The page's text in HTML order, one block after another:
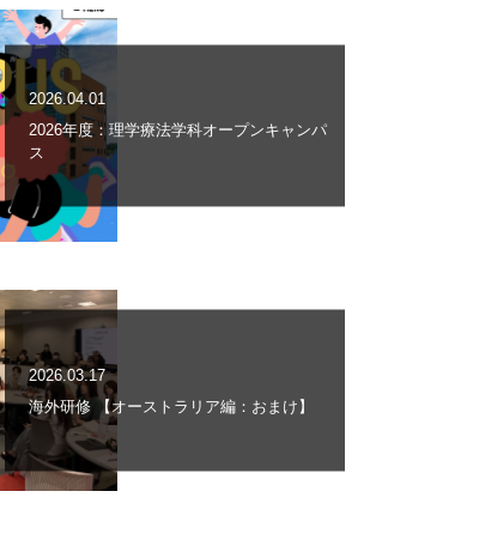
2026.04.01
2026年度：理学療法学科オープンキャンパ
ス
2026.03.17
海外研修 【オーストラリア編：おまけ】